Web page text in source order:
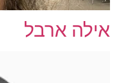
אילה ארבל